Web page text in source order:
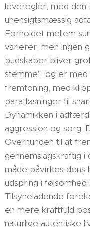
leveregler, med den
uhensigtsmæssig
Forholdet mellem
varierer, men ingen
budskaber bliver
stemme", og er
fremtoning, med
paratløsninger til
Dynamikken i
aggression og sorg.
Overhunden til at
gennemslagskraftig i
måde påvirkes
udspring i
Tilsyneladende
en mere kraftfuld
naturlige autentiske